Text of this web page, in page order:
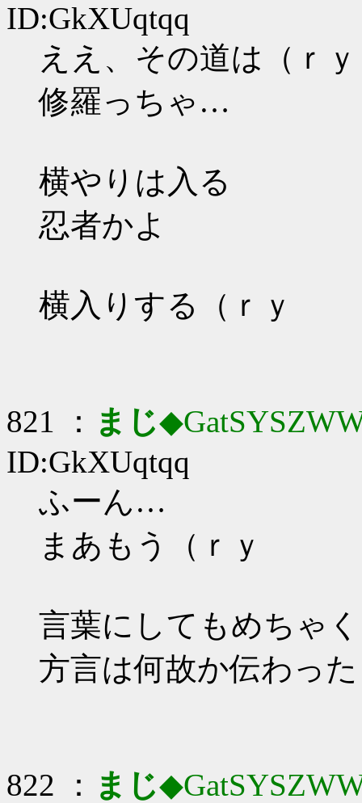
ID:GkXUqtqq
ええ、その道は（ｒｙ
修羅っちゃ…
横やりは入る
忍者かよ
横入りする（ｒｙ
821 ： まじ
ID:GkXUqtqq
ふーん…
まあもう（ｒｙ
言葉にしてもめちゃ
方言は何故か伝わっ
822 ： まじ